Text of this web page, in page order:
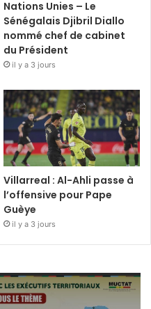
Nations Unies – Le
Sénégalais Djibril Diallo
nommé chef de cabinet
du Président
il y a 3 jours
Villarreal : Al-Ahli passe à
l’offensive pour Pape
Guèye
il y a 3 jours